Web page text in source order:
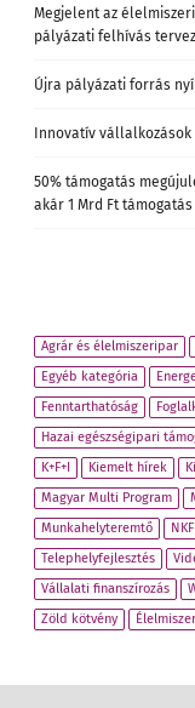
Megjelent az
pályázati felhívás
Újra pályázati forrás
Innovatív
50% támogatás
akár 1 Mrd Ft támogatás
Agrár és élelmiszeripar
Egyéb kategória
Fenntarthatóság
Hazai egészségipari
K+F+I
Kiemelt hírek
Magyar Multi Program
Munkahelyteremtő
NKFI
Telephelyfejlesztés
Vállalati finanszírozás
Zöld kötvény